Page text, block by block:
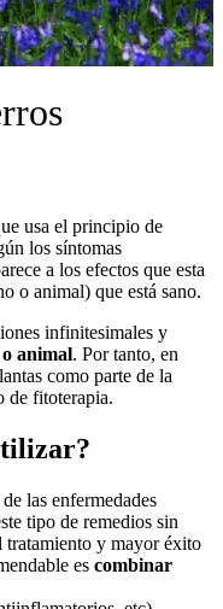
usa el principio de
los síntomas
a los efectos que esta
o animal) que está sano.
infinitesimales y
animal. Por tanto, en
como parte de la
de fitoterapia.
las enfermedades
tipo de remedios sin
tratamiento y mayor éxito
es combinar